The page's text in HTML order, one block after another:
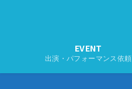
EVENT
出演・パフォーマンス依頼